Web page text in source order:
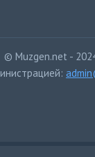
© Muzgen.net -